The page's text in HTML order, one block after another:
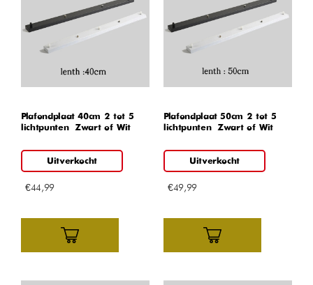
Plafondplaat 40cm 2 tot 5
lichtpunten – Zwart of Wit
Uitverkocht
€44,99
Plafondplaat 50cm 2 tot 5
lichtpunten – Zwart of Wit
Uitverkocht
€49,99